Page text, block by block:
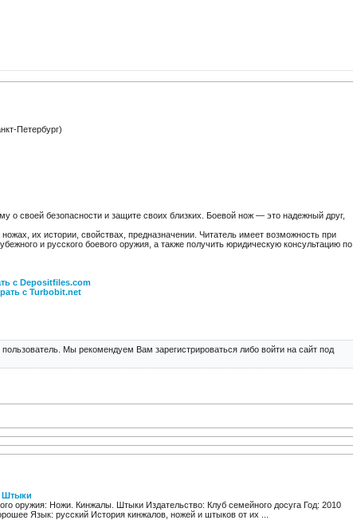
Петербург)
своей безопасности и защите своих близких. Боевой нож — это надежный друг,
их истории, свойствах, предназначении. Читатель имеет возможность при
и русского боевого оружия, а также получить юридическую консультацию по
с Depositfiles.com
с Turbobit.net
Мы рекомендуем Вам зарегистрироваться либо войти на сайт под
Штыки
оружия: Ножи. Кинжалы. Штыки Издательство: Клуб семейного досуга Год: 2010
Язык: русский История кинжалов, ножей и штыков от их ...